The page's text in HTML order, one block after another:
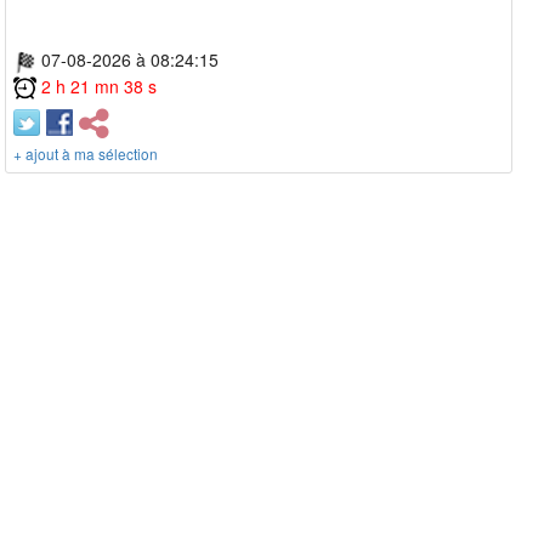
07-08-2026 à 08:24:15
2 h 21 mn 38 s
+ ajout à ma sélection